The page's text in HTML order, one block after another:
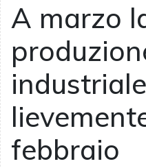
A marzo
febbraio